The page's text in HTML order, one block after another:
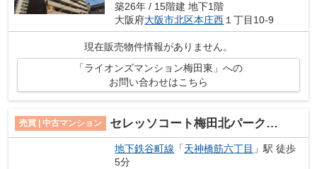
築26年 / 15階建 地下1階
大阪府大阪市北区本庄西１丁目10-9
現在販売物件情報がありません。
「ライオンズマンション梅田東」への
お問い合わせはこちら
売買 | 中古マンション セレッソコート梅田北パークフロント
地下鉄谷町線 「天神橋筋六丁目 」駅 徒歩
5分